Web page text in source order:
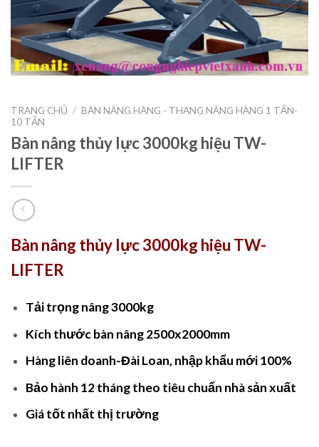
TRANG CHỦ / BÀN NÂNG HÀNG - THANG NÂNG HÀNG 1 TẤN-
10 TẤN
Bàn nâng thủy lực 3000kg hiệu TW-
LIFTER
Bàn nâng thủy lực 3000kg hiệu TW-
LIFTER
Tải trọng nâng 3000kg
Kích thước bàn nâng 2500x2000mm
Hàng liên doanh-Đài Loan, nhập khẩu mới 100%
Bảo hành 12 tháng theo tiêu chuẩn nhà sản xuất
Giá tốt nhất thị trường